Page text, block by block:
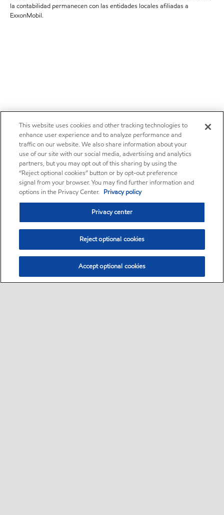
la contabilidad permanecen con las entidades locales afiliadas a
ExxonMobil.
This website uses cookies and other tracking technologies to
enhance user experience and to analyze performance and
traffic on our website. We also share information about your
use of our site with our social media, advertising and analytics
partners, but you may opt out of this sharing by using the
“Reject optional cookies” button or by opt-out preference
signal from your browser. You may find further information and
options in the Privacy Center. Privacy policy
Privacy center
Reject optional cookies
Accept optional cookies